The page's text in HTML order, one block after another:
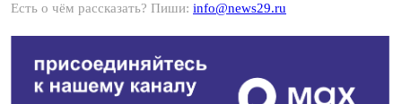
Есть о чём рассказать? Пиши: info@news29.ru